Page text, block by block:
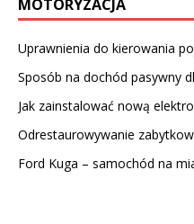
MOTORYZACJA
Uprawnienia do kierowania
Sposób na dochód pasywny
Jak zainstalować nową
Odrestaurowywanie
Ford Kuga – samochód na